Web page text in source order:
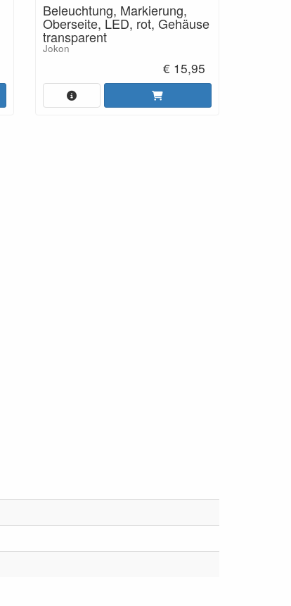
Beleuchtung, Markierung,
Oberseite, LED, rot, Gehäuse
transparent
Jokon
€ 15,95